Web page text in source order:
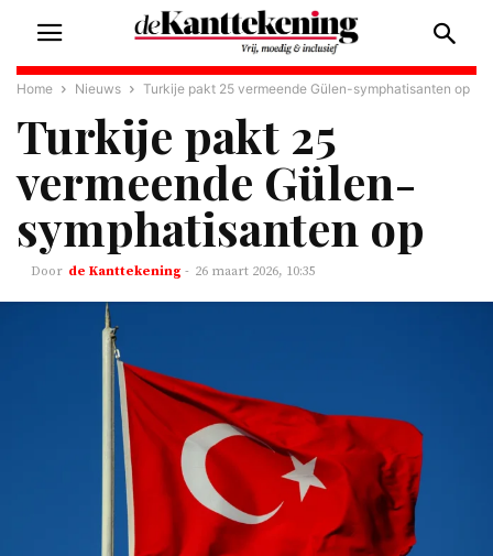
Home Nieuws Turkije pakt 25 vermeende Gülen-symphatisanten op
Turkije pakt 25
vermeende Gülen-
symphatisanten op
de Kanttekening - 26 maart 2026, 10:35